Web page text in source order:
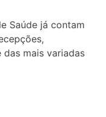
Saúde já contam
mais variadas